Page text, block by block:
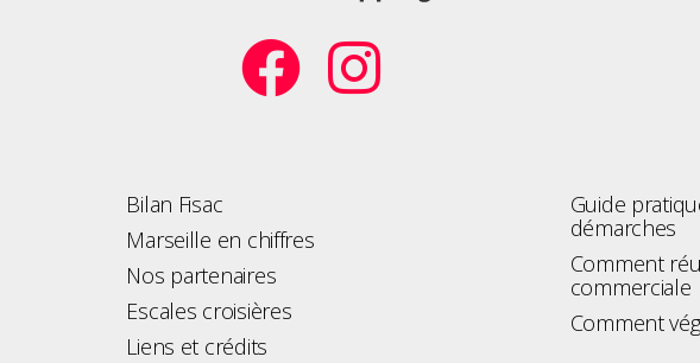
Bilan Fisac
Marseille en chiffres
Nos partenaires
Escales croisières
Liens et crédits
Guide
démarches
Comment
commerciale
Comment